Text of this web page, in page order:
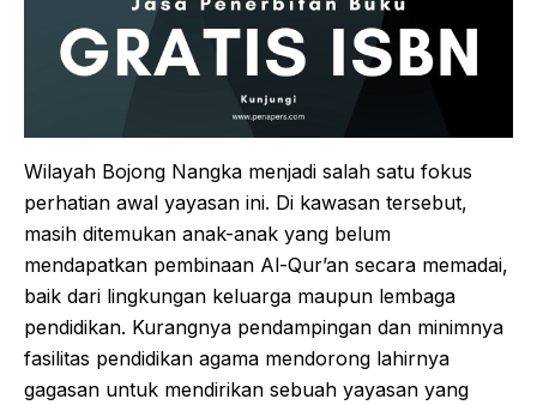
Wilayah Bojong Nangka menjadi salah satu fokus
perhatian awal yayasan ini. Di kawasan tersebut,
masih ditemukan anak-anak yang belum
mendapatkan pembinaan Al-Qur’an secara memadai,
baik dari lingkungan keluarga maupun lembaga
pendidikan. Kurangnya pendampingan dan minimnya
fasilitas pendidikan agama mendorong lahirnya
gagasan untuk mendirikan sebuah yayasan yang